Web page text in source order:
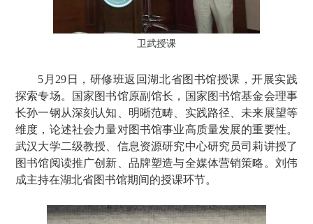
卫武授课
5月29日，研修班返回湖北省图书馆授课，开展实践
探索专场。国家图书馆原副馆长，国家图书馆基金会理事
长孙一钢从深刻认知、明晰范畴、实践路径、未来展望等
维度，论述社会力量对图书馆事业高质量发展的重要性。
武汉大学二级教授、信息资源研究中心研究员司莉讲授了
图书馆阅读推广创新、品牌塑造与全媒体营销策略。刘伟
成主持在湖北省图书馆期间的授课环节。